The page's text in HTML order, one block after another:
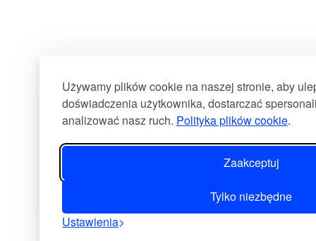
Używamy plików cookie na naszej stronie, aby
doświadczenia użytkownika, dostarczać
analizować nasz ruch. Polityka plików cookie.
Zaakceptuj
Tylko niezbędne
Ustawienia